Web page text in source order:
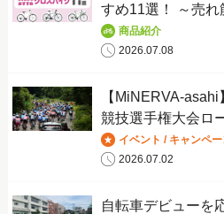
すめ11選！ ～売れ
商品紹介
2026.07.08
【MiNERVA-
競技選手権大会ロ
イベント / キャンペ
2026.07.02
自転車デビューを